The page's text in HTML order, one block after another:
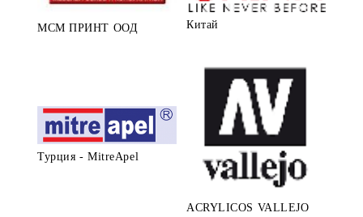
МСМ ПРИНТ ООД Китай
Турция - MitreApel
ACRYLICOS VALLEJO